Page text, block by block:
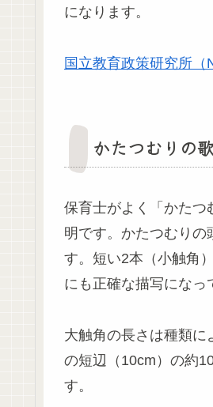
になります。
国立教育政策研究所（
かたつむりの
保育士がよく「かたつ
明です。かたつむりの
す。短い2本（小触角
にも正確な描写になっ
大触角の長さは種類に
の短辺（10cm）の約
す。